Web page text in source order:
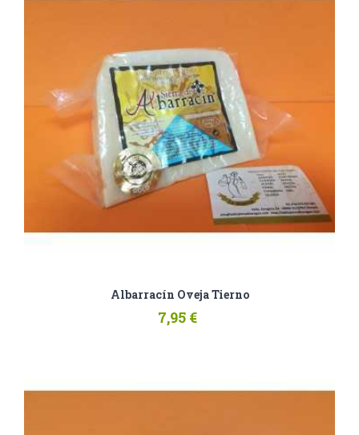
Albarracín Oveja Tierno
7,95 €